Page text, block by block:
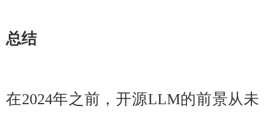
总结
在2024年之前，开源LLM的前景从未